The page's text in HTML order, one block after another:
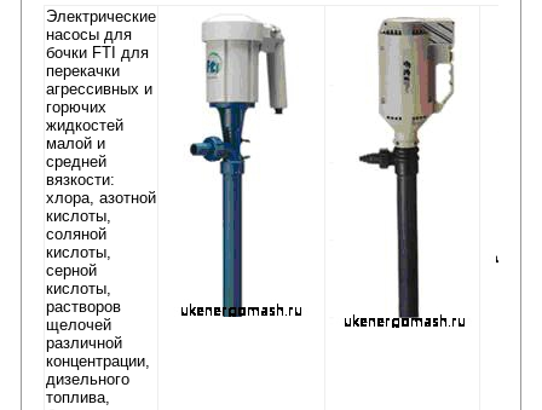
Электрические
насосы для
бочки FTI для
перекачки
агрессивных и
горючих
жидкостей
малой и
средней
вязкости:
хлора, азотной
кислоты,
соляной
кислоты,
серной
кислоты,
растворов
щелочей
различной
концентрации,
дизельного
топлива,